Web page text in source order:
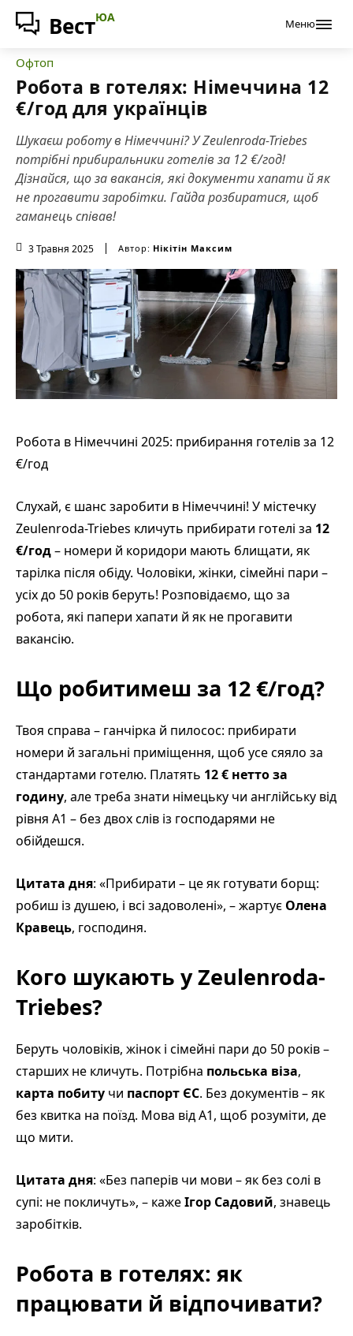
ВестЮА Меню
Офтоп
Робота в готелях: Німеччина 12
€/год для українців
Шукаєш роботу в Німеччині? У Zeulenroda-Triebes
потрібні прибиральники готелів за 12 €/год!
Дізнайся, що за вакансія, які документи хапати й як
не прогавити заробітки. Гайда розбиратися, щоб
гаманець співав!
3 Травня 2025 Автор: Нікітін Максим
Робота в Німеччині 2025: прибирання готелів за 12
€/год
Слухай, є шанс заробити в Німеччині! У містечку
Zeulenroda-Triebes кличуть прибирати готелі за 12
€/год– номери й коридори мають блищати, як
тарілка після обіду. Чоловіки, жінки, сімейні пари –
усіх до 50 років беруть! Розповідаємо, що за
робота, які папери хапати й як не прогавити
вакансію.
Що робитимеш за 12 €/год?
Твоя справа – ганчірка й пилосос: прибирати
номери й загальні приміщення, щоб усе сяяло за
стандартами готелю. Платять 12 € нетто за
годину, але треба знати німецьку чи англійську від
рівня А1 – без двох слів із господарями не
обійдешся.
Цитата дня: «Прибирати – це як готувати борщ:
робиш із душею, і всі задоволені», – жартує Олена
Кравець, господиня.
Кого шукають у Zeulenroda-
Triebes?
Беруть чоловіків, жінок і сімейні пари до 50 років –
старших не кличуть. Потрібна польська віза,
карта побиту чи паспорт ЄС. Без документів – як
без квитка на поїзд. Мова від А1, щоб розуміти, де
що мити.
Цитата дня: «Без паперів чи мови – як без солі в
супі: не покличуть», – кажеІгор Садовий, знавець
заробітків.
Робота в готелях: як
працювати й відпочивати?